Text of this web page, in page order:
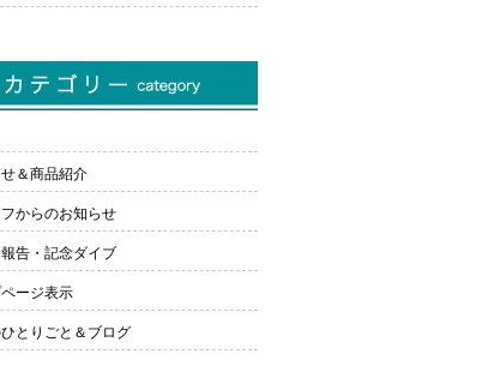
＆商品紹介
からのお知らせ
告・記念ダイブ
ページ表示
とりごと＆ブログ